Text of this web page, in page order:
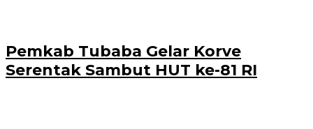
Pemkab Tubaba Gelar Korve
Serentak Sambut HUT ke-81 RI